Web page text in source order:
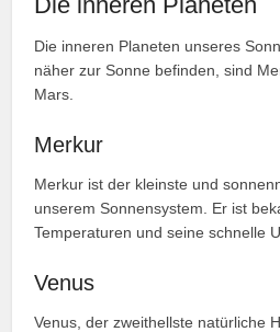
Die inneren Planeten unseres
näher zur Sonne befinden, sind
Mars.
Merkur
Merkur ist der kleinste und
unserem Sonnensystem. Er ist
Temperaturen und seine schnelle
Venus
Venus, der zweithellste natürliche